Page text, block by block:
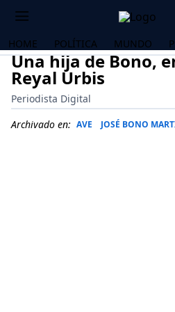
HOME POLÍTICA MUNDO
Una hija de Bono,
Reyal Urbis
Periodista Digital
Archivado en: AVE JOSÉ BONO